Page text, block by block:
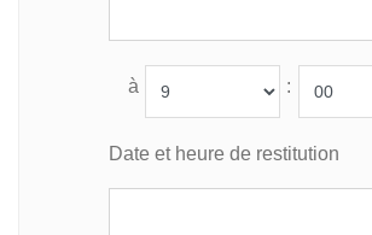
à :
Date et heure de restitution